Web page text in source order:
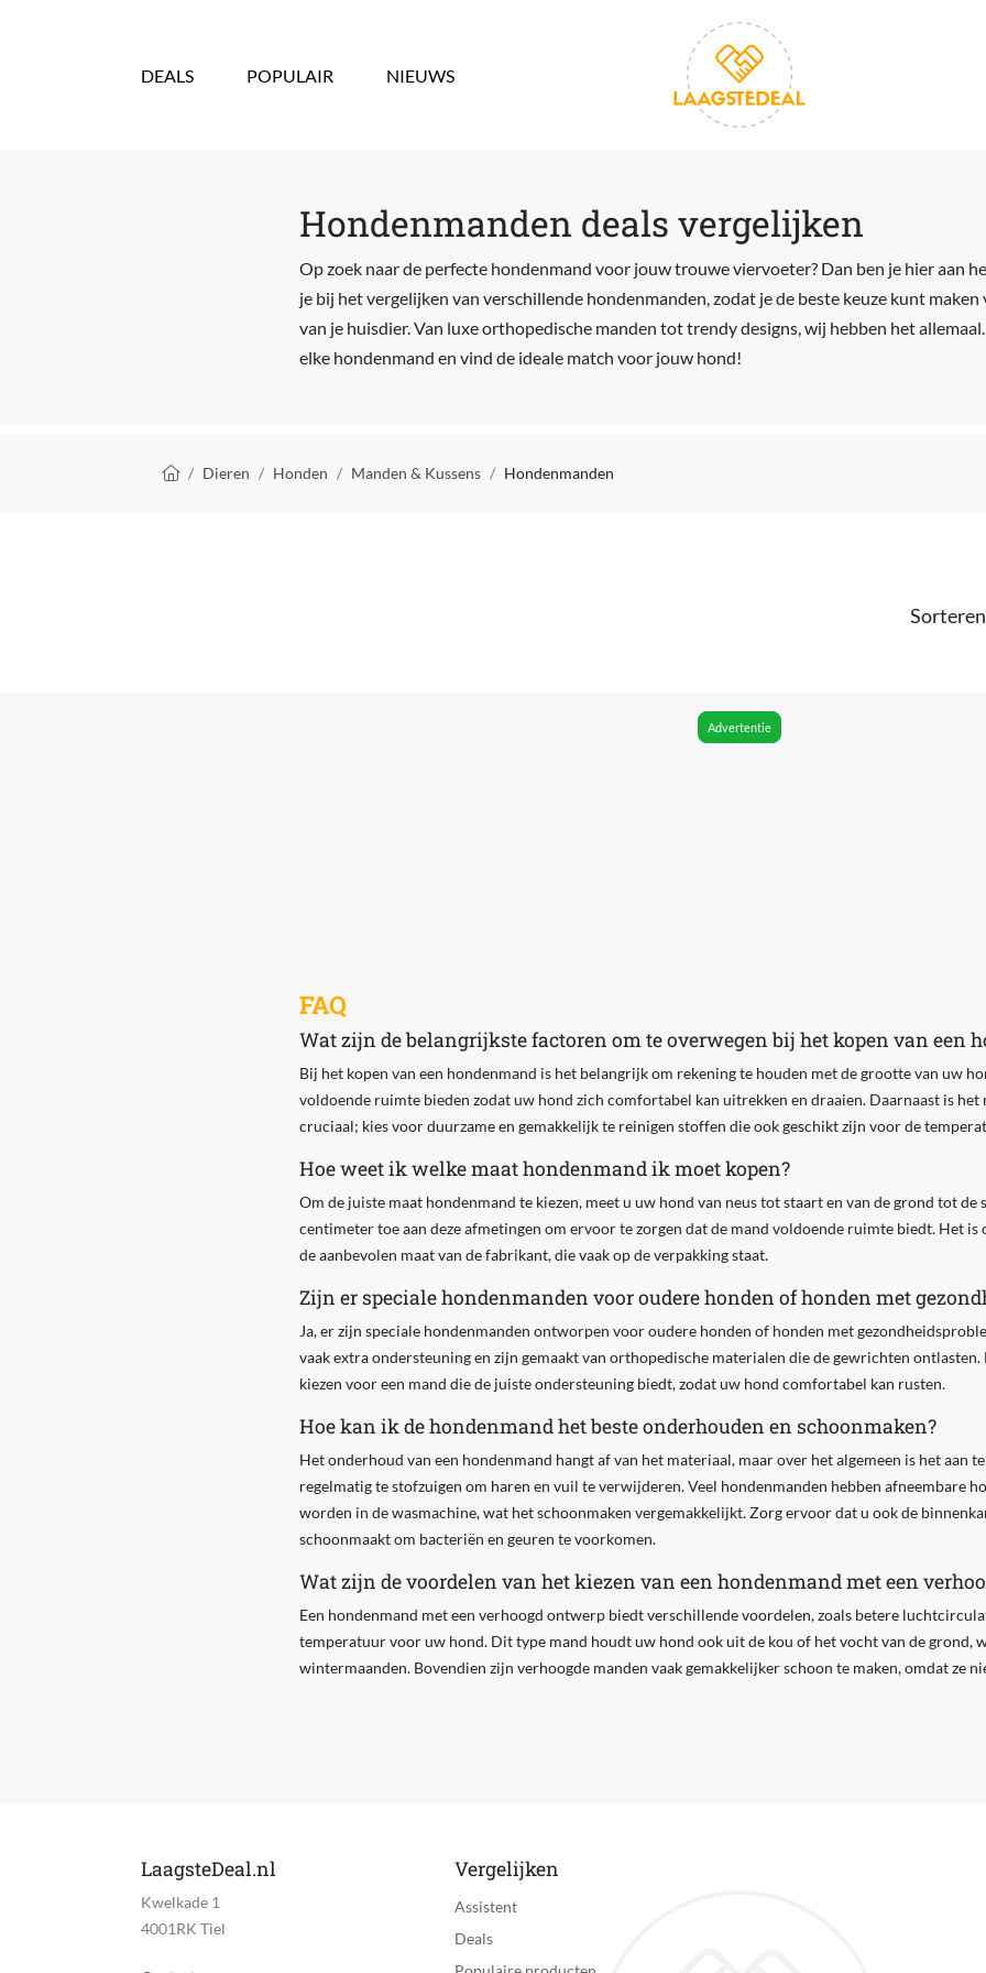
DEALS POPULAIR NIEUWS
Hondenmanden deals vergelijken
Op zoek naar de perfecte hondenmand voor jouw trouwe viervoeter? Dan ben je hier aan
je bij het vergelijken van verschillende hondenmanden, zodat je de beste keuze kunt
van je huisdier. Van luxe orthopedische manden tot trendy designs, wij hebben het
elke hondenmand en vind de ideale match voor jouw hond!
Kruimelpad
Dieren Honden Manden & Kussens Hondenmanden
Advertentie
FAQ
Wat zijn de belangrijkste factoren om te overwegen bij het kopen van een
Bij het kopen van een hondenmand is het belangrijk om rekening te houden met de grootte van uw
voldoende ruimte bieden zodat uw hond zich comfortabel kan uitrekken en draaien. Daarnaast is het
cruciaal; kies voor duurzame en gemakkelijk te reinigen stoffen die ook geschikt zijn voor de
Hoe weet ik welke maat hondenmand ik moet kopen?
Om de juiste maat hondenmand te kiezen, meet u uw hond van neus tot staart en van de grond tot de
centimeter toe aan deze afmetingen om ervoor te zorgen dat de mand voldoende ruimte biedt. Het is
de aanbevolen maat van de fabrikant, die vaak op de verpakking staat.
Zijn er speciale hondenmanden voor oudere honden of honden met
Ja, er zijn speciale hondenmanden ontworpen voor oudere honden of honden met
vaak extra ondersteuning en zijn gemaakt van orthopedische materialen die de gewrichten
kiezen voor een mand die de juiste ondersteuning biedt, zodat uw hond comfortabel kan rusten.
Hoe kan ik de hondenmand het beste onderhouden en schoonmaken?
Het onderhoud van een hondenmand hangt af van het materiaal, maar over het algemeen is het aan
regelmatig te stofzuigen om haren en vuil te verwijderen. Veel hondenmanden hebben afneembare
worden in de wasmachine, wat het schoonmaken vergemakkelijkt. Zorg ervoor dat u ook de
schoonmaakt om bacteriën en geuren te voorkomen.
Wat zijn de voordelen van het kiezen van een hondenmand met een
Een hondenmand met een verhoogd ontwerp biedt verschillende voordelen, zoals betere
temperatuur voor uw hond. Dit type mand houdt uw hond ook uit de kou of het vocht van de grond,
wintermaanden. Bovendien zijn verhoogde manden vaak gemakkelijker schoon te maken, omdat ze
LaagsteDeal.nl
Kwelkade 1
4001RK Tiel
Vergelijken
Assistent
Deals